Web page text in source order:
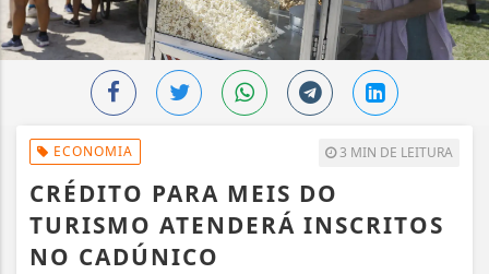
ECONOMIA 3 MIN DE LEITURA
CRÉDITO PARA MEIS DO
TURISMO ATENDERÁ INSCRITOS
NO CADÚNICO